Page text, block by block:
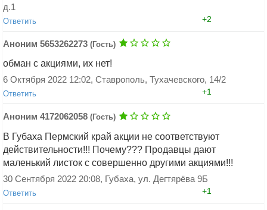
д.1
Ответить +2
Добавить ответ
Аноним 5653262273 (Гость)
обман с акциями, их нет!
6 Октября 2022 12:02, Ставрополь, Тухачевского, 14/2
Ответить +1
Аноним 4172062058 (Гость)
В Губаха Пермский край акции не соответствуют
действительности!!! Почему??? Продавцы дают
маленький листок с совершенно другими акциями!!!
30 Сентября 2022 20:08, Губаха, ул. Дегтярёва 9Б
Ответить +1